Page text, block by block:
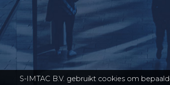
S-IMTAC B.V. gebruikt cookies om